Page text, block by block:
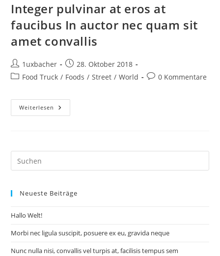
Integer pulvinar at eros at
faucibus In auctor nec quam sit
amet convallis
1uxbacher
28. Oktober 2018
Food Truck / Foods / Street / World 0 Kommentare
Weiterlesen
Neueste Beiträge
Hallo Welt!
Morbi nec ligula suscipit, posuere ex eu, gravida neque
Nunc nulla nisi, convallis vel turpis at, facilisis tempus sem